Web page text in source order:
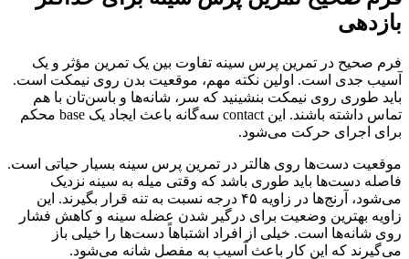
بازدهی
فرم صحیح در تمرین پرس سینه تفاوت بین یک تمرین مؤثر و یک
آسیب جدی است. اولین نکته مهم، موقعیت بدن روی نیمکت است.
باید طوری روی نیمکت بنشینید که سر، شانه‌ها و باسن‌تان با هم
تماس داشته باشند. این contact سه‌گانه باعث ایجاد یک base محکم
برای اجرای حرکت می‌شود.
موقعیت دست‌ها روی هالتر در تمرین پرس سینه بسیار حیاتی است.
فاصله دست‌ها باید طوری باشد که وقتی میله به سینه نزدیک
می‌شود، آرنج‌ها در زاویه ۴۵ درجه نسبت به تنه قرار بگیرند. این
زاویه بهترین وضعیت برای درگیر شدن عضله سینه و کاهش فشار
روی شانه‌ها است. خیلی از افراد اشتباهاً دست‌ها را خیلی باز
می‌گیرند که این کار باعث آسیب به مفصل شانه می‌شود.